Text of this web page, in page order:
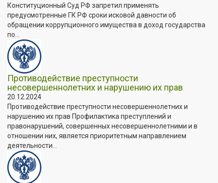
Конституционный Суд РФ запретил применять
предусмотренные ГК РФ сроки исковой давности об
обращении коррупционного имущества в доход государства
по...
Противодействие преступности
несовершеннолетних и нарушению их прав
20.12.2024
Противодействие преступности несовершеннолетних и
нарушению их прав Профилактика преступлений и
правонарушений, совершенных несовершеннолетними и в
отношении них, является приоритетным направлением
деятельности...